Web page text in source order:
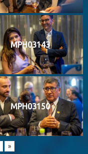
MPH03143
MPH03150
»